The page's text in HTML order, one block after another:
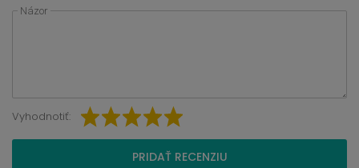
Názor
Vyhodnotiť:
PRIDAŤ RECENZIU